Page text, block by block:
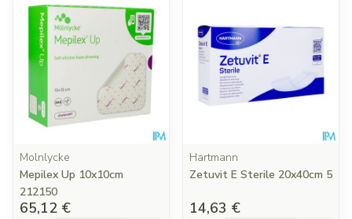
Molnlycke
Mepilex Up 10x10cm
212150
65,12 €
Hartmann
Zetuvit E Sterile 20x40cm 5
14,63 €